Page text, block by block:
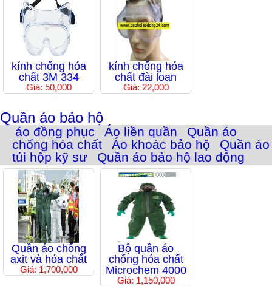
kính chống hóa
chất 3M 334
Giá: 50,000
kính chống hóa
chất đài loan
Giá: 22,000
Quần áo bảo hộ
áo đồng phục Áo liền quần
Quần áo
chống hóa chất
Áo khoác bảo hộ
Quần áo
túi hộp kỹ sư
Quần áo bảo hộ lao động
Quần áo chống
axit và hóa chất
Giá: 1,700,000
Bộ quần áo
chống hóa chất
Microchem 4000
Giá: 1,150,000